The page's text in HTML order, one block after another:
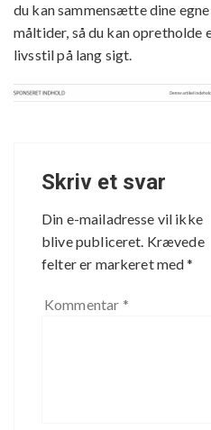
du kan sammensætte dine egne
måltider, så du kan opretholde
livsstil på lang sigt.
Skriv et svar
Din e-mailadresse vil ikke
blive publiceret. Krævede
felter er markeret med*
Kommentar *